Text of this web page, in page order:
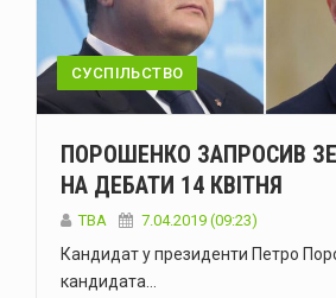
СУСПІЛЬСТВО
ПОРОШЕНКО ЗАПРОСИВ
НА ДЕБАТИ 14 КВІТНЯ
TBA 7.04.2019 (09:23)
Кандидат у президенти Петро
кандидата…